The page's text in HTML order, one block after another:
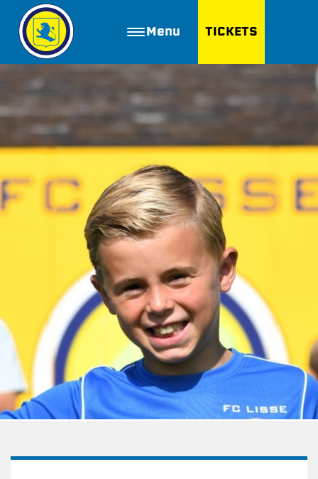
Menu TICKETS
ZOEKEN
Golfbaan Ter Specke
Webshop
Nieuws
Vacatures
Join FC Lisse
Aanmelden voor proeftraining
Lid worden van FC Lisse
Word vrijwilliger
De Club van 100
Uitschrijven
Over FC Lisse
Organisatie
Informatie voor de Pers
Onze historie
Fysiotherapie voor leden